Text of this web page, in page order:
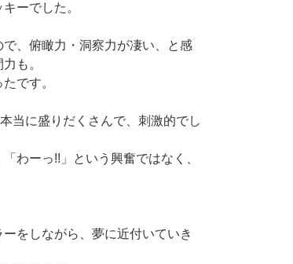
ーでした。
、俯瞰力・洞察力が凄い、
と感
も。
です。
当に盛りだくさんで、 刺激的でし
わーっ!!」
という興奮ではなく、
をしながら、 夢に近付いていき